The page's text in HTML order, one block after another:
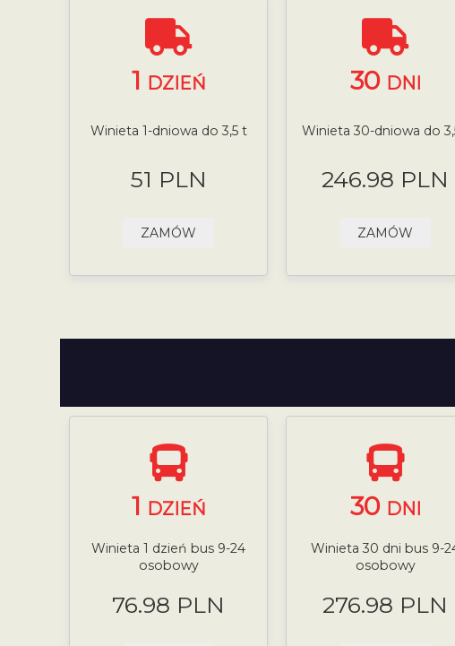
1 DZIEŃ
Winieta 1-dniowa do 3,5 t
51 PLN
ZAMÓW
30 DNI
Winieta 30-dniowa do
246.98 PLN
ZAMÓW
1 DZIEŃ
Winieta 1 dzień bus 9-24
osobowy
76.98 PLN
30 DNI
Winieta 30 dni bus 9-
osobowy
276.98 PLN